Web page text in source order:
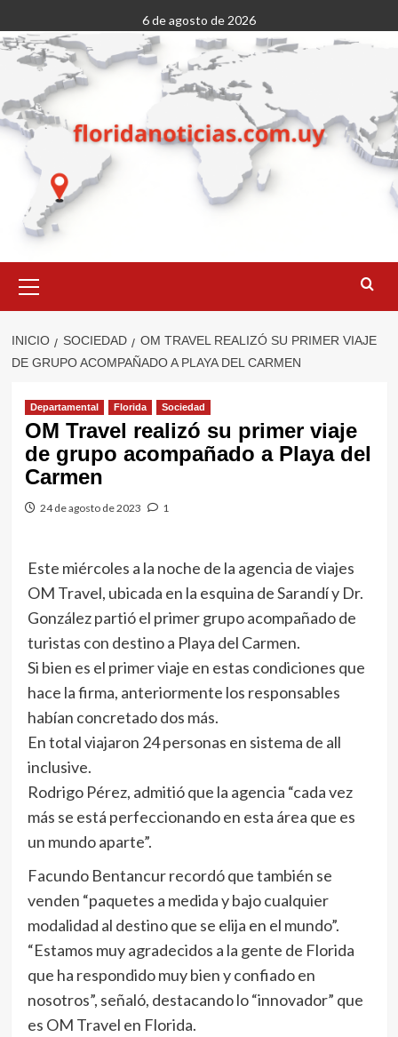
al
contenido
6 de agosto de 2026
primario
INICIO SOCIEDAD
OM TRAVEL REALIZÓ SU PRIMER VIAJE
DE GRUPO ACOMPAÑADO A PLAYA DEL CARMEN
Departamental Florida Sociedad
OM Travel realizó su primer viaje
de grupo acompañado a Playa del
Carmen
24 de agosto de 2023 1
Este miércoles a la noche de la agencia de viajes
OM Travel, ubicada en la esquina de Sarandí y Dr.
González partió el primer grupo acompañado de
turistas con destino a Playa del Carmen.
Si bien es el primer viaje en estas condiciones que
hace la firma, anteriormente los responsables
habían concretado dos más.
En total viajaron 24 personas en sistema de all
inclusive.
Rodrigo Pérez, admitió que la agencia “cada vez
más se está perfeccionando en esta área que es
un mundo aparte”.
Facundo Bentancur recordó que también se
venden “paquetes a medida y bajo cualquier
modalidad al destino que se elija en el mundo”.
“Estamos muy agradecidos a la gente de Florida
que ha respondido muy bien y confiado en
nosotros”, señaló, destacando lo “innovador” que
es OM Travel en Florida.